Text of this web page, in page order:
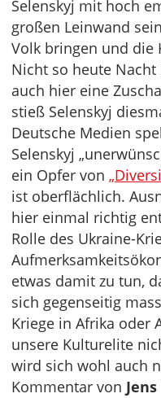
Selenskyj mit hoch
großen Leinwand
Volk bringen und
Nicht so heute
auch hier eine
stieß Selenskyj
Deutsche Medien
Selenskyj
ein Opfer von
ist oberflächlich.
hier einmal richtig
Rolle des Ukraine-
etwas damit zu tun,
sich gegenseitig
Kriege in Afrika oder
unsere Kulturelite
wird sich wohl auch
Kommentar von